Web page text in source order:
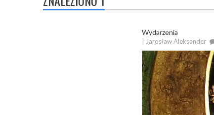
Wydarzenia
| Jarosław Aleksander